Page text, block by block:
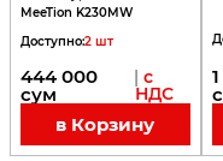
MeeTion K230MW
Доступно:2 шт
444 000
сум
| с
НДС
в Корзину